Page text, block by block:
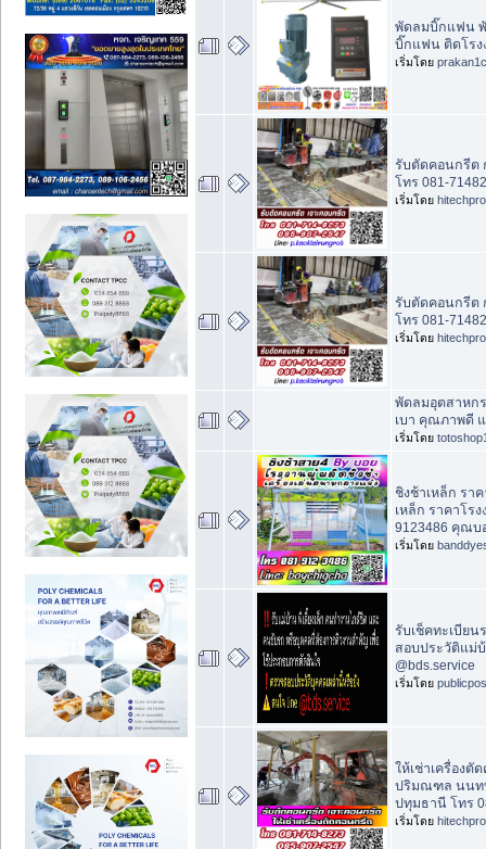
พัดลมบิ๊กแฟน
บิ๊กแฟน ติดโรง
เริ่มโดย prakan1c
รับตัดคอนกรีต
โทร 081-
เริ่มโดย
รับตัดคอนกรีต
โทร 081-
เริ่มโดย
พัดลมอุตสาหกร
เบา คุณภาพดี
เริ่มโดย
ชิงช้าเหล็ก รา
เหล็ก ราคาโร
9123486 คุณบ
เริ่มโดย
รับเช็คทะเบียน
สอบประวัติแม่บ้
@bds.service
เริ่มโดย
ให้เช่าเครื่องตั
ปริมณฑล นนท
ปทุมธานี โทร
เริ่มโดย